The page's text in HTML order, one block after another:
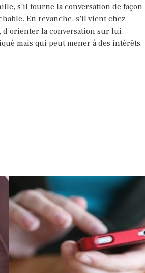
s’il tourne la conversation de façon
En revanche, s’il vient chez
d’orienter la conversation sur lui.
mais qui peut mener à des intérêts